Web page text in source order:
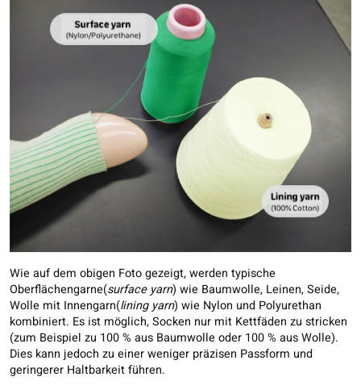
Wie auf dem obigen Foto gezeigt, werden typische
Oberflächengarne(surface yarn) wie Baumwolle, Leinen, Seide,
Wolle mit Innengarn(lining yarn) wie Nylon und Polyurethan
kombiniert. Es ist möglich, Socken nur mit Kettfäden zu stricken
(zum Beispiel zu 100 % aus Baumwolle oder 100 % aus Wolle).
Dies kann jedoch zu einer weniger präzisen Passform und
geringerer Haltbarkeit führen.